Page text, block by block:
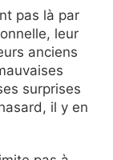
pas là par
leur
anciens
surprises
il y en